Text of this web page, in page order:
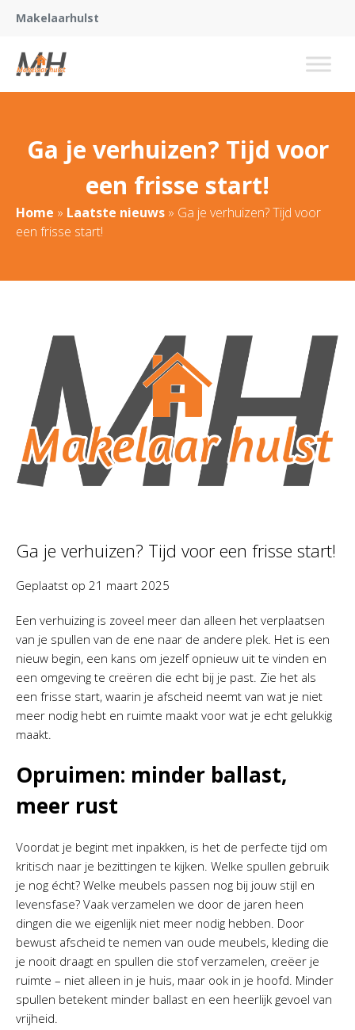
Makelaarhulst
Ga je verhuizen? Tijd voor
een frisse start!
Home » Laatste nieuws » Ga je verhuizen? Tijd voor
een frisse start!
Ga je verhuizen? Tijd voor een frisse start!
Geplaatst op 21 maart 2025
Een verhuizing is zoveel meer dan alleen het verplaatsen
van je spullen van de ene naar de andere plek. Het is een
nieuw begin, een kans om jezelf opnieuw uit te vinden en
een omgeving te creëren die echt bij je past. Zie het als
een frisse start, waarin je afscheid neemt van wat je niet
meer nodig hebt en ruimte maakt voor wat je echt gelukkig
maakt.
Opruimen: minder ballast,
meer rust
Voordat je begint met inpakken, is het de perfecte tijd om
kritisch naar je bezittingen te kijken. Welke spullen gebruik
je nog écht? Welke meubels passen nog bij jouw stijl en
levensfase? Vaak verzamelen we door de jaren heen
dingen die we eigenlijk niet meer nodig hebben. Door
bewust afscheid te nemen van oude meubels, kleding die
je nooit draagt en spullen die stof verzamelen, creëer je
ruimte – niet alleen in je huis, maar ook in je hoofd. Minder
spullen betekent minder ballast en een heerlijk gevoel van
vrijheid.